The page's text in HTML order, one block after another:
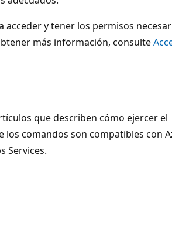
y tener los permisos
más información, consulte
que describen cómo ejercer el
los comandos son compatibles con
Services.